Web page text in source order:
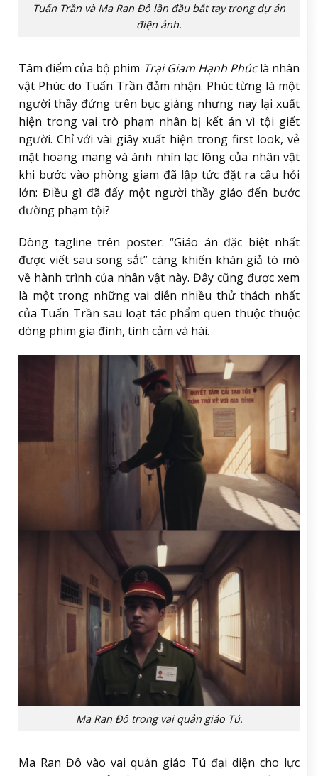
Tuấn Trần và Ma Ran Đô lần đầu bắt tay trong dự án
điện ảnh.
Tâm điểm của bộ phim Trại Giam Hạnh Phúclà nhân
vật Phúc do Tuấn Trần đảm nhận. Phúc từng là một
người thầy đứng trên bục giảng nhưng nay lại xuất
hiện trong vai trò phạm nhân bị kết án vì tội giết
người. Chỉ với vài giây xuất hiện trong first look, vẻ
mặt hoang mang và ánh nhìn lạc lõng của nhân vật
khi bước vào phòng giam đã lập tức đặt ra câu hỏi
lớn: Điều gì đã đẩy một người thầy giáo đến bước
đường phạm tội?
Dòng tagline trên poster: “Giáo án đặc biệt nhất
được viết sau song sắt” càng khiến khán giả tò mò
về hành trình của nhân vật này. Đây cũng được xem
là một trong những vai diễn nhiều thử thách nhất
của Tuấn Trần sau loạt tác phẩm quen thuộc thuộc
dòng phim gia đình, tình cảm và hài.
Ma Ran Đô trong vai quản giáo Tú.
Ma Ran Đô vào vai quản giáo Tú đại diện cho lực